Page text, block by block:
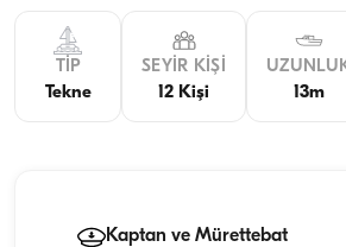
TIP
Tekne
SEYIR KIŞI
12 Kişi
13m
Kaptan ve Mürettebat